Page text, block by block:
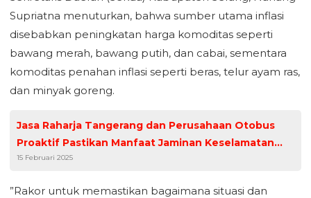
Supriatna menuturkan, bahwa sumber utama inflasi
disebabkan peningkatan harga komoditas seperti
bawang merah, bawang putih, dan cabai, sementara
komoditas penahan inflasi seperti beras, telur ayam ras,
dan minyak goreng.
Jasa Raharja Tangerang dan Perusahaan Otobus
Proaktif Pastikan Manfaat Jaminan Keselamatan
Penumpang
15 Februari 2025
”Rakor untuk memastikan bagaimana situasi dan